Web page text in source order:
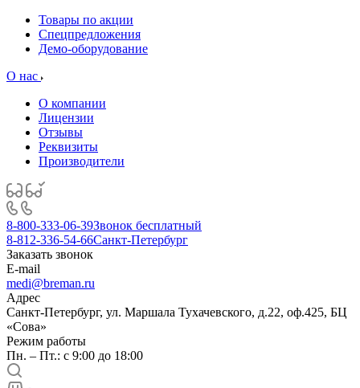
Товары по акции
Спецпредложения
Демо-оборудование
О нас
О компании
Лицензии
Отзывы
Реквизиты
Производители
8-800-333-06-39Звонок бесплатный
8-812-336-54-66Санкт-Петербург
Заказать звонок
E-mail
medi@breman.ru
Адрес
Санкт-Петербург, ул. Маршала Тухачевского, д.22, оф.425, БЦ
«Сова»
Режим работы
Пн. – Пт.: с 9:00 до 18:00